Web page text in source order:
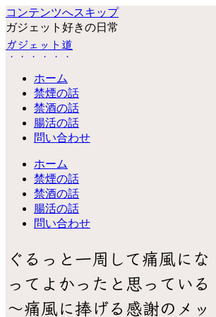
コンテンツへスキップ
ガジェット好きの日常
ガジェット道
ホーム
禁煙の話
禁酒の話
腸活の話
問い合わせ
ホーム
禁煙の話
禁酒の話
腸活の話
問い合わせ
ぐるっと一周して痛風にな
ってよかったと思っている
～痛風に捧げる感謝のメッ